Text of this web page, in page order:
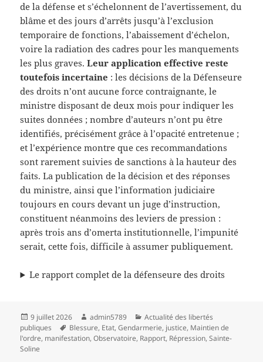
de la défense et s’échelonnent de l’avertissement, du
blâme et des jours d’arrêts jusqu’à l’exclusion
temporaire de fonctions, l’abaissement d’échelon,
voire la radiation des cadres pour les manquements
les plus graves.Leur application effective reste
toutefois incertaine : les décisions de la Défenseure
des droits n’ont aucune force contraignante, le
ministre disposant de deux mois pour indiquer les
suites données ; nombre d’auteurs n’ont pu être
identifiés, précisément grâce à l’opacité entretenue ;
et l’expérience montre que ces recommandations
sont rarement suivies de sanctions à la hauteur des
faits. La publication de la décision et des réponses
du ministre, ainsi que l’information judiciaire
toujours en cours devant un juge d’instruction,
constituent néanmoins des leviers de pression :
après trois ans d’omerta institutionnelle, l’impunité
serait, cette fois, difficile à assumer publiquement.
Le rapport complet de la défenseure des droits
Publié
le
9 juillet 2026 Auteur
admin5789 Catégories
Actualité des libertés
publiques
Mots-
clés
Blessure, Etat,Gendarmerie, justice, Maintien de
l'ordre, manifestation,Observatoire, Rapport, Répression,Sainte-
Soline